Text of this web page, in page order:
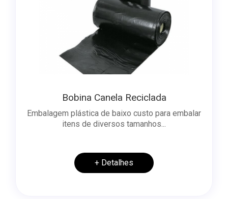
Bobina Canela Reciclada
Embalagem plástica de baixo custo para embalar
itens de diversos tamanhos...
+ Detalhes